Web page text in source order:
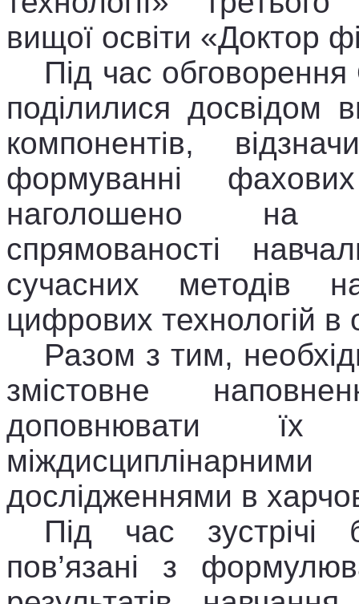
вищої освіти «Доктор
Під час обговорення
поділилися досвідом
компонентів,
формуванні
наголошено на
спрямованості
сучасних методів
цифрових технологій в
Разом з тим,
змістовне
доповнювати їх
дослідженнями в
Під час зустрічі
пов’язані з